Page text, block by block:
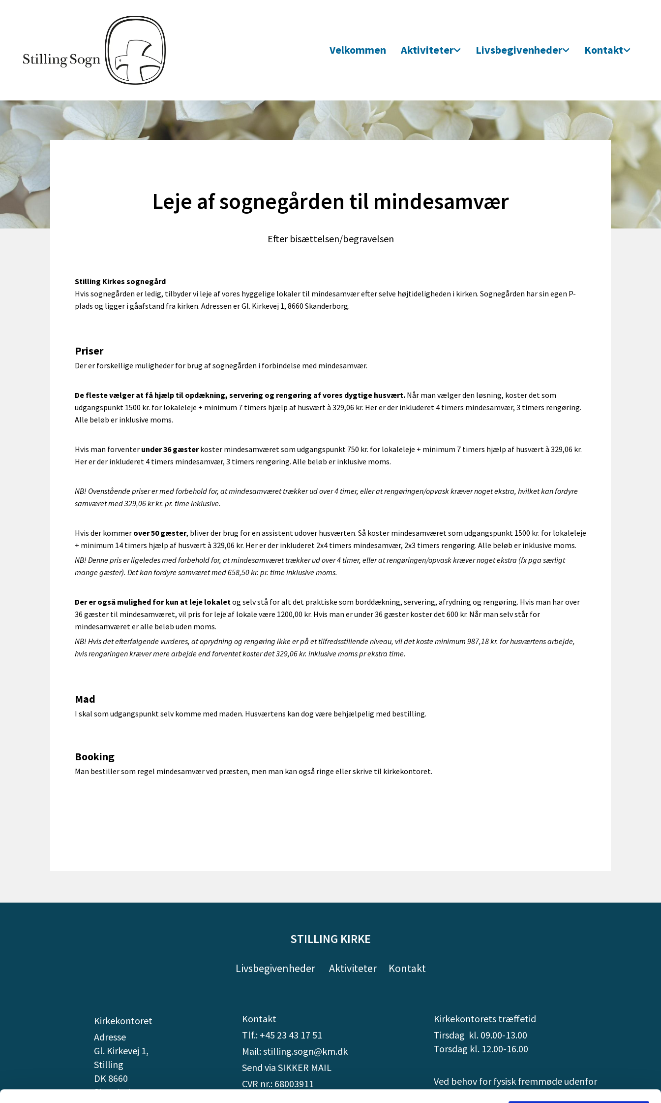
Velkommen Aktiviteter Livsbegivenheder Kontakt
Leje af sognegården til mindesamvær
Efter bisættelsen/begravelsen
Stilling Kirkes sognegård
Hvis sognegården er ledig, tilbyder vi leje af vores hyggelige lokaler til mindesamvær efter selve højtideligheden i kirken. Sognegården har sin egen P-
plads og ligger i gåafstand fra kirken. Adressen er Gl. Kirkevej 1, 8660 Skanderborg.
Priser
Der er forskellige muligheder for brug af sognegården i forbindelse med mindesamvær.
De fleste vælger at få hjælp til opdækning, servering og rengøring af vores dygtige husvært. Når man vælger den løsning, koster det som
udgangspunkt 1500 kr. for lokaleleje + minimum 7 timers hjælp af husvært à 329,06 kr. Her er der inkluderet 4 timers mindesamvær, 3 timers rengøring.
Alle beløb er inklusive moms.
Hvis man forventer under 36 gæsterkoster mindesamværet som udgangspunkt 750 kr. for lokaleleje + minimum 7 timers hjælp af husvært à 329,06 kr.
Her er der inkluderet 4 timers mindesamvær, 3 timers rengøring. Alle beløb er inklusive moms.
NB! Ovenstående priser er med forbehold for, at mindesamværet trækker ud over 4 timer, eller at rengøringen/opvask kræver noget ekstra, hvilket kan fordyre
samværet med 329,06 kr kr. pr. time inklusive.
Hvis der kommer over 50 gæster, bliver der brug for en assistent udover husværten. Så koster mindesamværet som udgangspunkt 1500 kr. for lokaleleje
+ minimum 14 timers hjælp af husvært à 329,06 kr. Her er der inkluderet 2x4 timers mindesamvær, 2x3 timers rengøring. Alle beløb er inklusive moms.
NB! Denne pris er ligeledes med forbehold for, at mindesamværet trækker ud over 4 timer, eller at rengøringen/opvask kræver noget ekstra (fx pga særligt
mange gæster). Det kan fordyre samværet med 658,50 kr. pr. time inklusive moms.
Der er også mulighed for kun at leje lokaletog selv stå for alt det praktiske som borddækning, servering, afrydning og rengøring. Hvis man har over
36 gæster til mindesamværet, vil pris for leje af lokale være 1200,00 kr. Hvis man er under 36 gæster koster det 600 kr. Når man selv står for
mindesamværet er alle beløb uden moms.
NB! Hvis det efterfølgende vurderes, at oprydning og rengøring ikke er på et tilfredsstillende niveau, vil det koste minimum 987,18 kr. for husværtens arbejde,
hvis rengøringen kræver mere arbejde end forventet koster det 329,06 kr. inklusive moms pr ekstra time.
Mad
I skal som udgangspunkt selv komme med maden. Husværtens kan dog være behjælpelig med bestilling.
Booking
Man bestiller som regel mindesamvær ved præsten, men man kan også ringe eller skrive til kirkekontoret.
STILLING KIRKE
Livsbegivenheder Aktiviteter Kontakt
Kirkekontoret
Adresse
Gl. Kirkevej 1,
Stilling
DK 8660
Skanderborg
Kontakt
Tlf.: +45 23 43 17 51
Mail: stilling.sogn@km.dk
Send via SIKKER MAIL
CVR nr.: 68003911
Kirkekontorets træffetid
Tirsdag kl. 09.00-13.00
Torsdag kl. 12.00-16.00
Ved behov for fysisk fremmøde udenfor